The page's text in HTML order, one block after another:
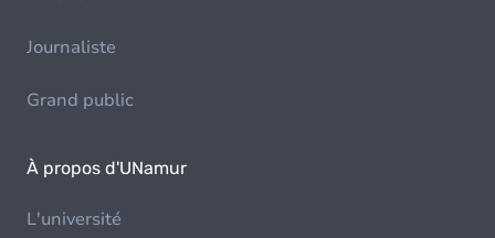
Journaliste
Grand public
À propos d'UNamur
L'université